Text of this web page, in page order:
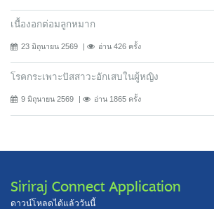
เนื้องอกต่อมลูกหมาก
23 มิถุนายน 2569 อ่าน 426 ครั้ง
โรคกระเพาะปัสสาวะอักเสบในผู้หญิง
9 มิถุนายน 2569 อ่าน 1865 ครั้ง
Siriraj Connect Application
ดาวน์โหลดได้แล้ววันนี้